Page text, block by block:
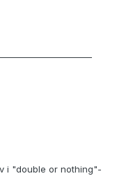
i "double or nothing"-